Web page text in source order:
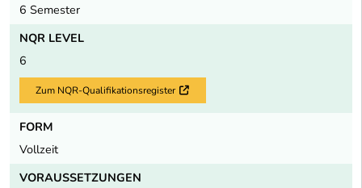
6 Semester
NQR LEVEL
6
Zum NQR-Qualifikationsregister Externer Link
FORM
Vollzeit
VORAUSSETZUNGEN